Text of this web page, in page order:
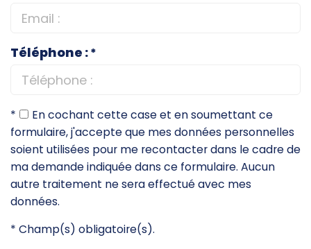
Téléphone :*
*
En cochant cette case et en soumettant ce
formulaire, j'accepte que mes données personnelles
soient utilisées pour me recontacter dans le cadre de
ma demande indiquée dans ce formulaire. Aucun
autre traitement ne sera effectué avec mes
données.
* Champ(s) obligatoire(s).